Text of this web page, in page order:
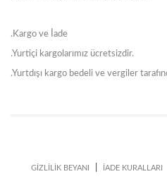
.Kargo ve İade
.Yurtiçi kargolarımız ücretsizdir.
.Yurtdışı kargo bedeli ve vergiler
GİZLİLİK BEYANI İADE KURALLARI